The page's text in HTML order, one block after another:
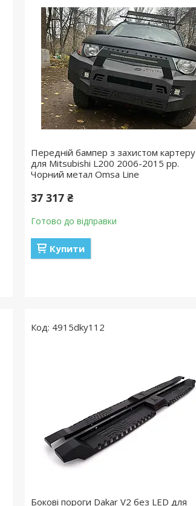
Передній бампер з захистом картеру
для Mitsubishi L200 2006-2015 рр.
Чорний метал Omsa Line
37 317 ₴
Готово до відправки
Купити
4915dky112
Бокові пороги Dakar V2 без LED для